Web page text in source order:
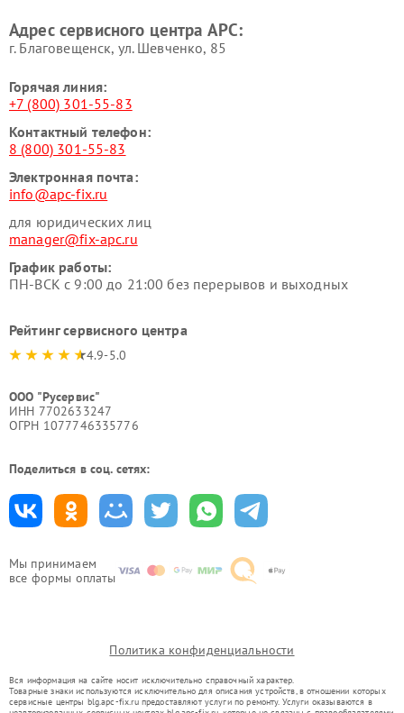
Мы принимаем
все формы оплаты
Адрес сервисного центра APC:
г. Благовещенск, ул. Шевченко, 85
Горячая линия:
+7 (800) 301-55-83
Контактный телефон:
8 (800) 301-55-83
Электронная почта:
info@apc-fix.ru
для юридических лиц
manager@fix-apc.ru
График работы:
ПН-ВСК с 9:00 до 21:00 без перерывов и выходных
Рейтинг сервисного центра
4.9-5.0
ООО "Русервис"
ИНН 7702633247
ОГРН 1077746335776
Поделиться в соц. сетях:
Политика конфиденциальности
Вся информация на сайте носит исключительно справочный характер.
Товарные знаки используются исключительно для описания устройств, в отношении которых
сервисные центры blg.apc-fix.ru предоставляют услуги по ремонту. Услуги оказываются в